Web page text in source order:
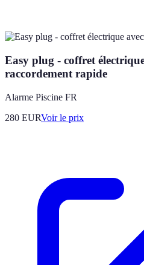
Easy plug - coffret
raccordement rapide
Alarme Piscine FR
280 EURVoir le prix